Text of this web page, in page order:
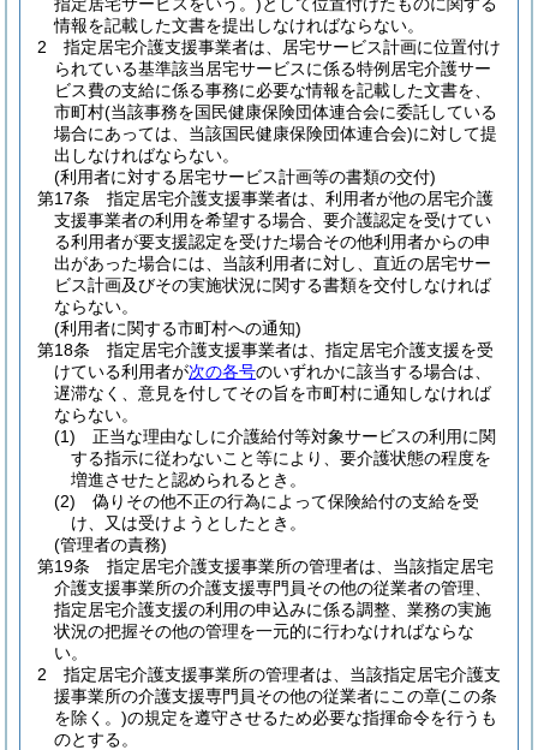
情報を記載した文書を提出しなければならない。
2
指定居宅介護支援事業者は、居宅サービス計画に位置付け
られている基準該当居宅サービスに係る特例居宅介護サー
ビス費の支給に係る事務に必要な情報を記載した文書を、
市町村(当該事務を国民健康保険団体連合会に委託している
場合にあっては、当該国民健康保険団体連合会)に対して提
出しなければならない。
(利用者に対する居宅サービス計画等の書類の交付)
第17条
指定居宅介護支援事業者は、利用者が他の居宅介護
支援事業者の利用を希望する場合、要介護認定を受けてい
る利用者が要支援認定を受けた場合その他利用者からの申
出があった場合には、当該利用者に対し、直近の居宅サー
ビス計画及びその実施状況に関する書類を交付しなければ
ならない。
(利用者に関する市町村への通知)
第18条
指定居宅介護支援事業者は、指定居宅介護支援を受
けている利用者が次の各号のいずれかに該当する場合は、
遅滞なく、意見を付してその旨を市町村に通知しなければ
ならない。
(1)
正当な理由なしに介護給付等対象サービスの利用に関
する指示に従わないこと等により、要介護状態の程度を
増進させたと認められるとき。
(2)
偽りその他不正の行為によって保険給付の支給を受
け、又は受けようとしたとき。
(管理者の責務)
第19条
指定居宅介護支援事業所の管理者は、当該指定居宅
介護支援事業所の介護支援専門員その他の従業者の管理、
指定居宅介護支援の利用の申込みに係る調整、業務の実施
状況の把握その他の管理を一元的に行わなければならな
い。
2
指定居宅介護支援事業所の管理者は、当該指定居宅介護支
援事業所の介護支援専門員その他の従業者にこの章(この条
を除く。)の規定を遵守させるため必要な指揮命令を行うも
のとする。